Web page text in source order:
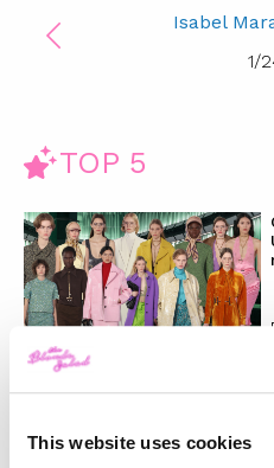
This website uses cookies
Isabel
1/
TOP 5